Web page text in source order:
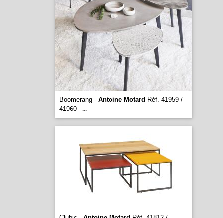
Boomerang - Antoine Motard Réf. 41959 /
41960
...